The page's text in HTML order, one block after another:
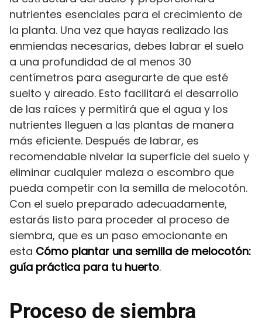
nutrientes esenciales para el crecimiento de
la planta. Una vez que hayas realizado las
enmiendas necesarias, debes labrar el suelo
a una profundidad de al menos 30
centímetros para asegurarte de que esté
suelto y aireado. Esto facilitará el desarrollo
de las raíces y permitirá que el agua y los
nutrientes lleguen a las plantas de manera
más eficiente. Después de labrar, es
recomendable nivelar la superficie del suelo y
eliminar cualquier maleza o escombro que
pueda competir con la semilla de melocotón.
Con el suelo preparado adecuadamente,
estarás listo para proceder al proceso de
siembra, que es un paso emocionante en
esta Cómo plantar una semilla de melocotón:
guía práctica para tu huerto.
Proceso de siembra